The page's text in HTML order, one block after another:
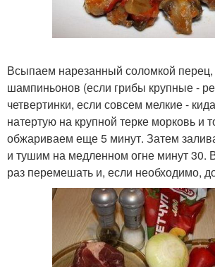
Всыпаем нарезанный соломкой перец,
шампиньонов (если грибы крупные -
четвертинки, если совсем мелкие -
натертую на крупной терке морковь и
обжариваем еще 5 минут. Затем
и тушим на медленном огне минут 30.
раз перемешать и, если необходимо,